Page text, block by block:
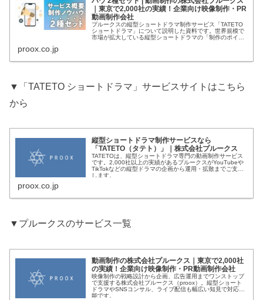
｜東京で2,000社の実績！企業向け映像制作・PR
動画制作会社
プルークスの縦型ショートドラマ制作サービス「TATETO
ショートドラマ」について説明した資料です。世界規模で
市場が拡大している縦型ショートドラマの「制作のポイン
proox.co.jp
▼「TATETO ショートドラマ」サービスサイトはこちら
から
縦型ショートドラマ制作サービスなら
「TATETO（タテト）」｜株式会社プルークス
TATETOは、縦型ショートドラマ専門の動画制作サービス
です。2,000社以上の実績があるプルークスがYouTubeや
TikTokなどの縦型ドラマの企画から運用・拡散までご支援
します。
proox.co.jp
▼プルークスのサービス一覧
動画制作の株式会社プルークス｜東京で2,000社
の実績！企業向け映像制作・PR動画制作会社
映像制作の戦略設計から企画、広告運用までワンストップ
で支援する株式会社プルークス（proox）。縦型ショート
ドラマやSNSコンサル、ライブ配信も幅広い知見で対応可
能です。